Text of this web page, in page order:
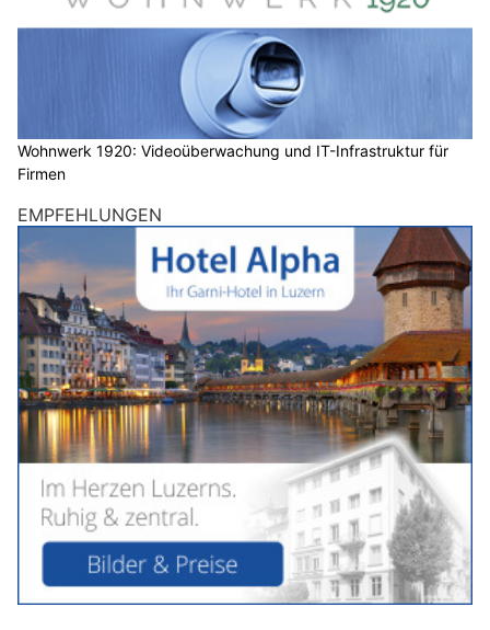
Wohnwerk 1920: Videoüberwachung und IT-Infrastruktur für
Firmen
EMPFEHLUNGEN